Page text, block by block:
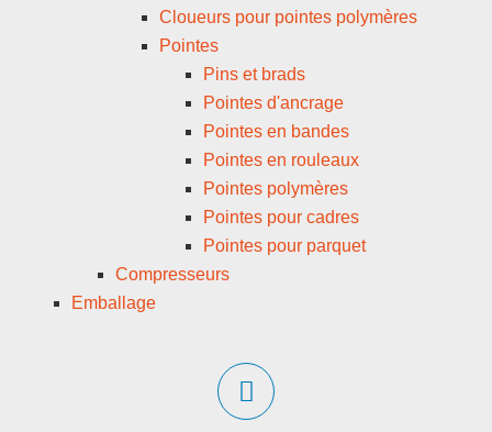
Cloueurs pour pointes polymères
Pointes
Pins et brads
Pointes d'ancrage
Pointes en bandes
Pointes en rouleaux
Pointes polymères
Pointes pour cadres
Pointes pour parquet
Compresseurs
Emballage